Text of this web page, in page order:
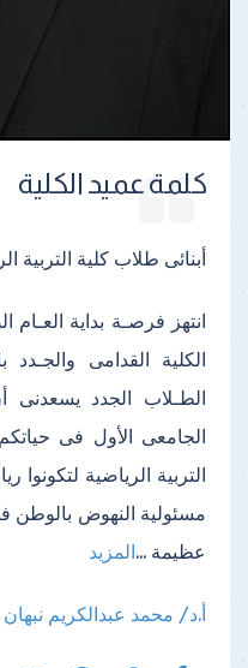
كلمة عميد الكلية
أبنائى طلاب كلية التربية
انتهز فرصـة بداية
الكلية القدامى والجـدد
الطـلاب الجدد يسعدنى
الجامعى الأول فى
التربية الرياضية لتكونوا
مسئولية النهوض بالوطن
عظيمة ...المزيد
أ.د/ محمد عبدالكريم نبهان